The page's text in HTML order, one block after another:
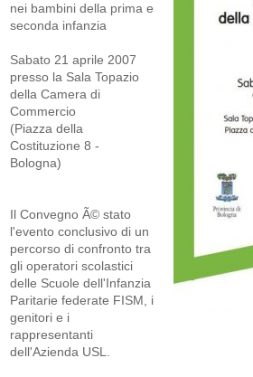
nei bambini della prima e
seconda infanzia
Sabato 21 aprile 2007
presso la Sala Topazio
della Camera di
Commercio
(Piazza della
Costituzione 8 -
Bologna)
Il Convegno Ã© stato
l'evento conclusivo di un
percorso di confronto tra
gli operatori scolastici
delle Scuole dell'Infanzia
Paritarie federate FISM, i
genitori e i
rappresentanti
dell'Azienda USL.